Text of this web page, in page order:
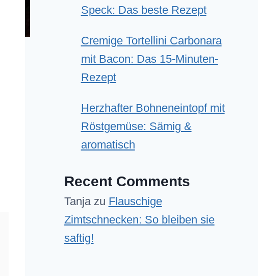
Speck: Das beste Rezept
Cremige Tortellini Carbonara
mit Bacon: Das 15-Minuten-
Rezept
Herzhafter Bohneneintopf mit
Röstgemüse: Sämig &
aromatisch
Recent Comments
Tanjazu Flauschige
Zimtschnecken: So bleiben sie
saftig!